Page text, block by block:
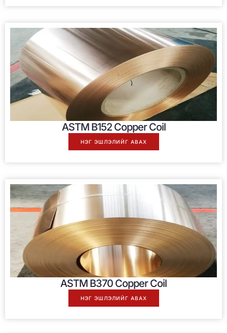
ASTM B152 Copper Coil
НЭГ ЭШЛЭЛИЙГ АВАХ
ASTM B370 Copper Coil
НЭГ ЭШЛЭЛИЙГ АВАХ